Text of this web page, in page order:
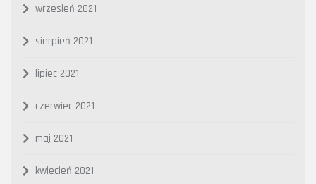
wrzesień 2021
sierpień 2021
lipiec 2021
czerwiec 2021
maj 2021
kwiecień 2021